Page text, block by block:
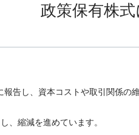
政策保有株
し、資本コストや取引関
、縮減を進めています。